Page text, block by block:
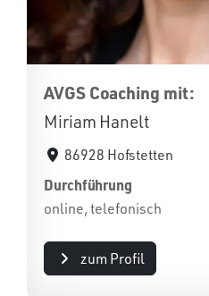
AVGS Coaching mit:
Miriam Hanelt
86928 Hofstetten
Durchführung
online, telefonisch
zum Profil